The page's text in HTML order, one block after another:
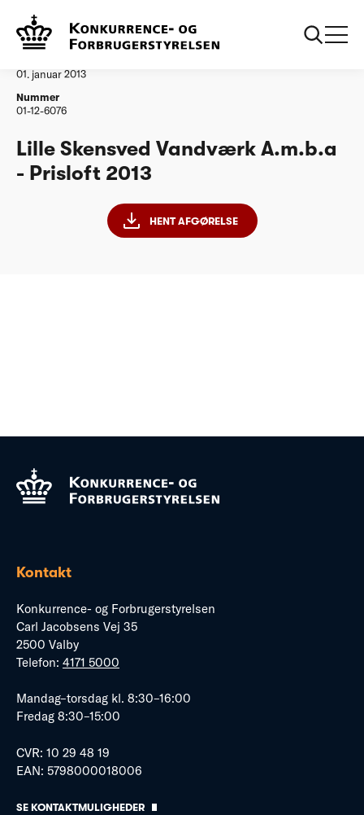
Vandtilsyn
01. januar 2013
Nummer
01-12-6076
Lille Skensved Vandværk A.m.b.a
- Prisloft 2013
HENT AFGØRELSE
Kontakt
Konkurrence- og Forbrugerstyrelsen
Carl Jacobsens Vej 35
2500 Valby
Telefon: 4171 5000
Mandag–torsdag kl. 8:30–16:00
Fredag 8:30–15:00
CVR: 10 29 48 19
EAN: 5798000018006
SE KONTAKTMULIGHEDER